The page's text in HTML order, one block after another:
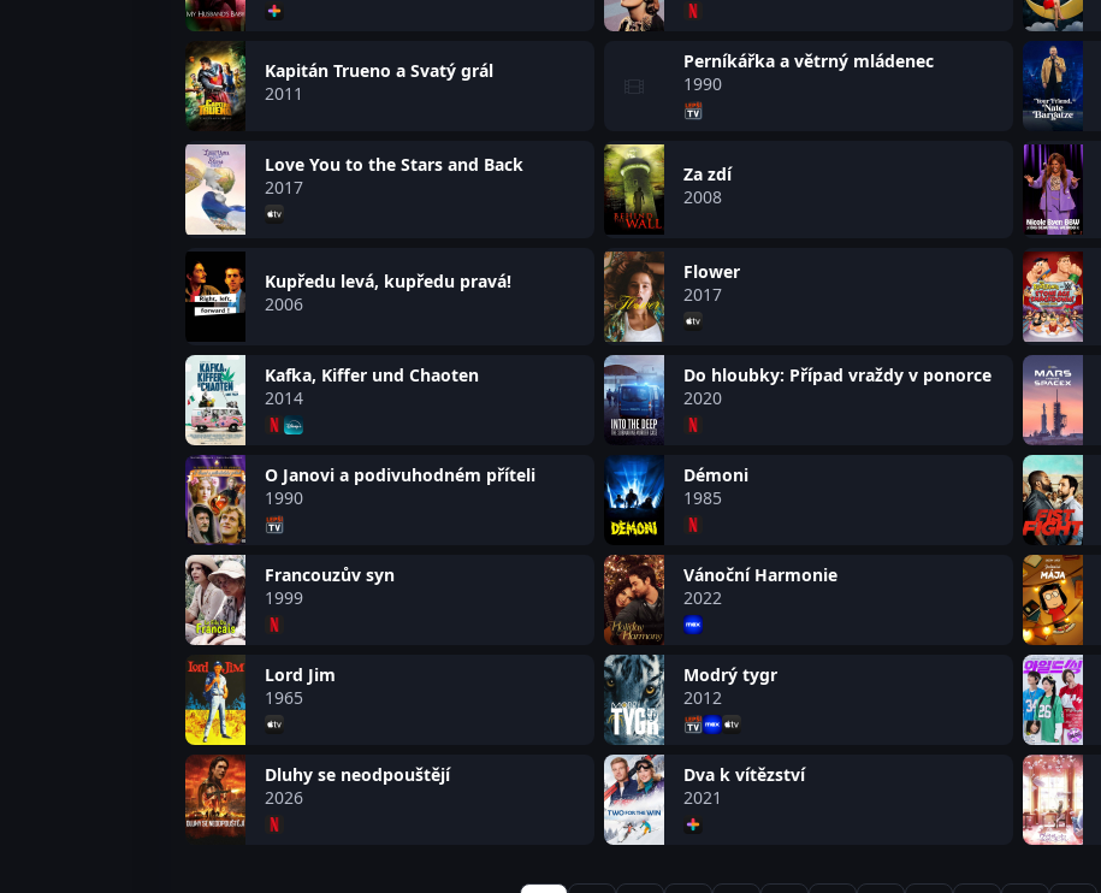
Kapitán Trueno a Svatý grál
2011
Perníkářka a větrný mládenec
1990
Love You to the Stars and Back
2017
Za zdí
2008
Kupředu levá, kupředu pravá!
2006
Flower
2017
Kafka, Kiffer und Chaoten
2014
Do hloubky: Případ vraždy v ponorce
2020
O Janovi a podivuhodném příteli
1990
Démoni
1985
Francouzův syn
1999
Vánoční Harmonie
2022
Lord Jim
1965
Modrý tygr
2012
Dluhy se neodpouštějí
2026
Dva k vítězství
2021